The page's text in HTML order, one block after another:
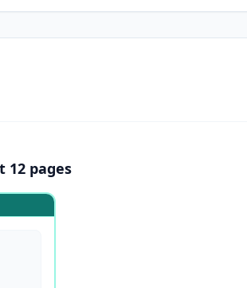
12 pages